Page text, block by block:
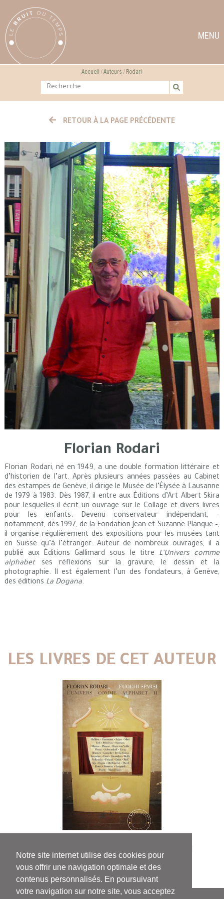
Notre site internet utilise des cookies pour
vous offrir une navigation optimale et des
contenus personnalisés. En poursuivant
votre navigation sur notre site, vous acceptez
MENU
Accueil Auteurs Rodari
RETOUR À LA PAGE PRÉCÉDENTE
Florian Rodari
Florian Rodari, né en 1949, a une double formation littéraire et
d’historien de l’art. Après plusieurs années passées au Cabinet
des estampes de Genève, il dirige le Musée de l’Élysée à Lausanne
de 1979 à 1983. Dès 1987, il entre aux Éditions d’Art Albert Skira
pour lesquelles il écrit un ouvrage sur le Collage et divers livres
pour les enfants. Devenu conservateur indépendant, –
notamment, dès 1997, de la Fondation Jean et Suzanne Planque –,
il organise régulièrement des expositions pour les musées tant
en Suisse qu’à l’étranger. Auteur de nombreux ouvrages, il a
publié aux Éditions Gallimard sous le titre L’Univers comme
alphabetses réflexions sur la gravure, le dessin et la
photographie. Il est également l’un des fondateurs, à Genève,
des éditions La Dogana.
LES LIVRES DE CET AUTEUR
Fuochi sparsi. L’univers comme alphabet II